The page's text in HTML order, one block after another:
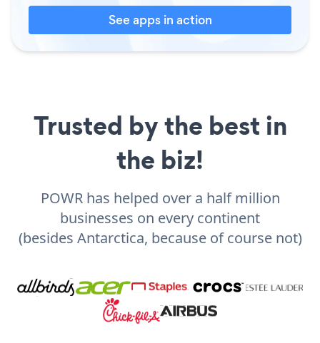
See apps in action
Trusted by the best in
the biz!
POWR has helped over a half million
businesses on every continent
(besides Antarctica, because of course not)